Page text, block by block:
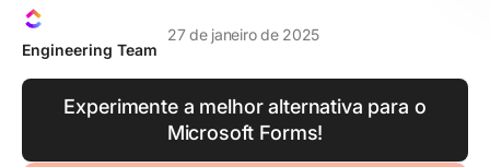
Engineering Team
27 de janeiro de 2025
Experimente a melhor alternativa para o
Microsoft Forms!